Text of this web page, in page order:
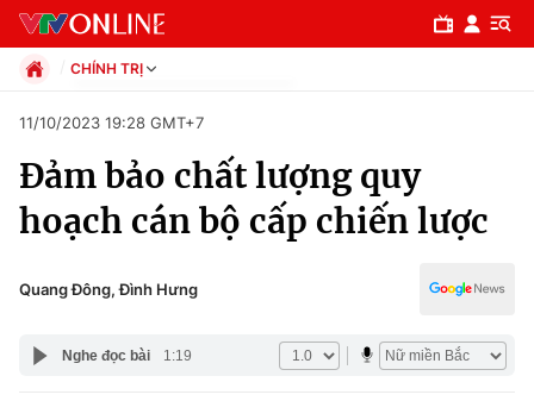
Chuyên mục
Chính trị
Xã hội
CHÍNH TRỊ
Xã hội
Pháp luật
Thể thao
Văn hóa - Giải trí
Đời sống
11/10/2023 19:28 GMT+7
Đảm bảo chất lượng quy
hoạch cán bộ cấp chiến lược
Quang Đông, Đình Hưng
Nghe đọc bài 1:19